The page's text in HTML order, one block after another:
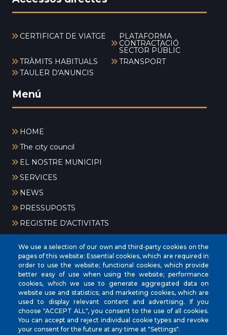
CERTIFICAT DE VIATGE PLATAFORMA
CONTRACTACIÓ
SECTOR PÚBLIC
TRÀMITS HABITUALS
TRANSPORT
TAULER D'ANUNCIS
Menú
HOME
The city council
EL NOSTRE MUNICIPI
SERVICES
NEWS
PRESSUPOSTS
REGISTRE D'ACTIVITATS
CIF
‎P0704300C
Address
Plaça de la Vila, 17 CP: 07260
Phone (+34) 971 647221
We use a selection of our own and third-party cookies on the
pages of this website: Essential cookies, which are required in
order to use the website; functional cookies, which provide
better easy of use when using the website; performance
cookies, which we use to generate aggregated data on
website use and statistics; and marketing cookies, which are
used to display relevant content and advertising. If you
choose "ACCEPT ALL", you consent to the use of all cookies.
You can accept and reject individual cookie types and revoke
your consent for the future at any time at "Settings".